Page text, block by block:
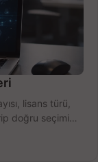
lisans türü,
doğru seçimi